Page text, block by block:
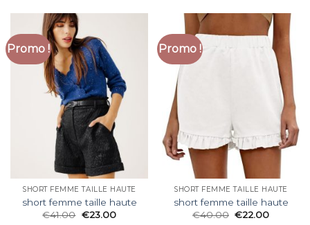
Promo !
SHORT FEMME TAILLE HAUTE
short femme taille haute
€41.00 €23.00
Promo !
SHORT FEMME TAILLE HAUTE
short femme taille haute
€40.00 €22.00